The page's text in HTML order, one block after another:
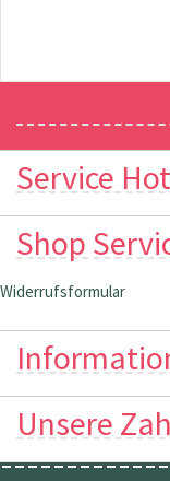
Service
Shop
Widerrufsformular
Unsere